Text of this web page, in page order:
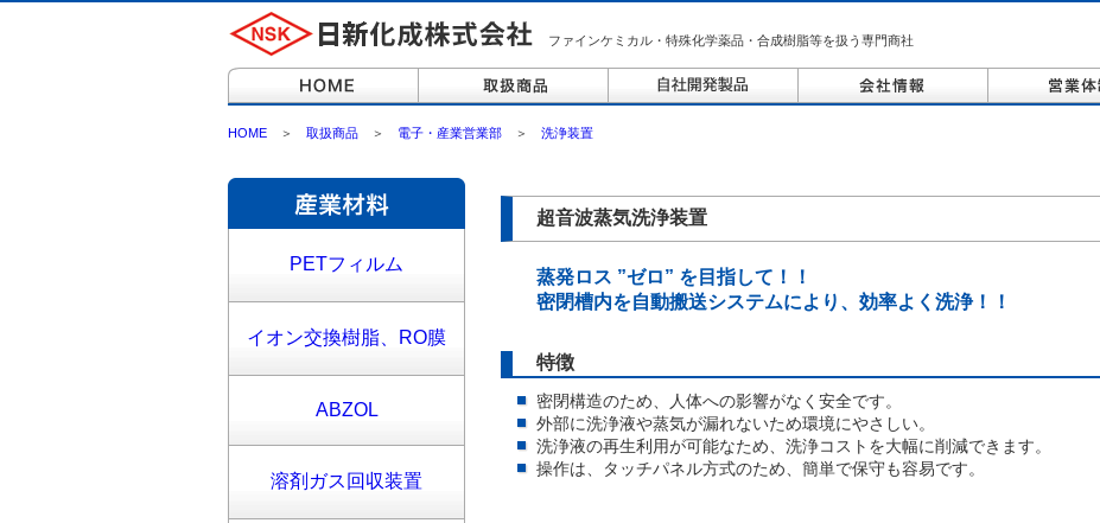
ファインケミカル・特殊化学薬品・合成樹脂等を扱う専門商社
HOME ＞ 取扱商品 ＞ 電子・産業営業部 ＞ 洗浄装置
PETフィルム
イオン交換樹脂、RO膜
ABZOL
溶剤ガス回収装置
超音波蒸気洗浄装置
蒸発ロス ”ゼロ” を目指して！！
密閉槽内を自動搬送システムにより、効率よく洗浄！！
特徴
密閉構造のため、人体への影響がなく安全です。
外部に洗浄液や蒸気が漏れないため環境にやさしい。
洗浄液の再生利用が可能なため、洗浄コストを大幅に削減できます。
操作は、タッチパネル方式のため、簡単で保守も容易です。